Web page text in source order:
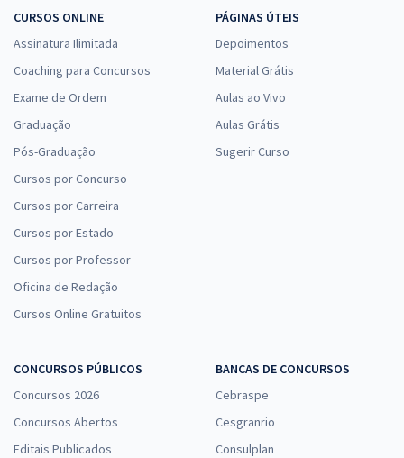
CURSOS ONLINE
Assinatura Ilimitada
Coaching para Concursos
Exame de Ordem
Graduação
Pós-Graduação
Cursos por Concurso
Cursos por Carreira
Cursos por Estado
Cursos por Professor
Oficina de Redação
Cursos Online Gratuitos
PÁGINAS ÚTEIS
Depoimentos
Material Grátis
Aulas ao Vivo
Aulas Grátis
Sugerir Curso
CONCURSOS PÚBLICOS
Concursos 2026
Concursos Abertos
Editais Publicados
BANCAS DE CONCURSOS
Cebraspe
Cesgranrio
Consulplan